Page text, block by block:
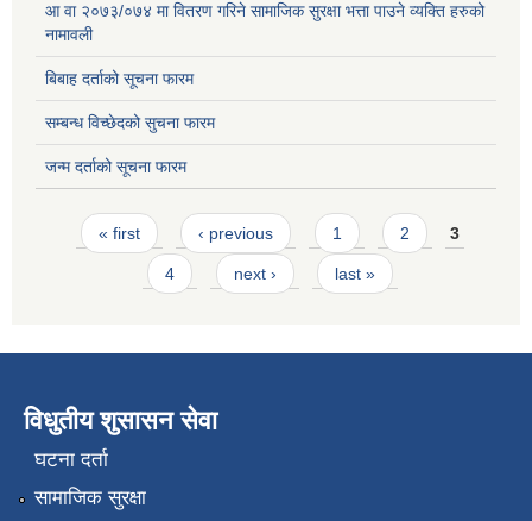
आ वा २०७३/०७४ मा वितरण गरिने सामाजिक सुरक्षा भत्ता पाउने व्यक्ति हरुको
नामावली
बिबाह दर्ताको सूचना फारम
सम्बन्ध विच्छेदको सुचना फारम
जन्म दर्ताको सूचना फारम
Pages
« first ‹ previous 1 2 3
4 next › last »
विधुतीय शुसासन सेवा
घटना दर्ता
सामाजिक सुरक्षा